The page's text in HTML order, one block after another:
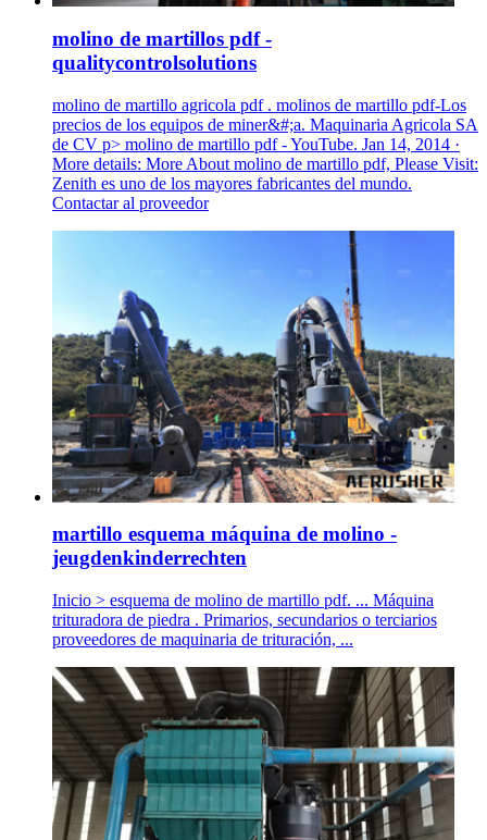
molino de martillos pdf -
qualitycontrolsolutions
molino de martillo agricola pdf . molinos de martillo pdf-Los
precios de los equipos de miner&#;a. Maquinaria Agricola SA
de CV p> molino de martillo pdf - YouTube. Jan 14, 2014 ·
More details: More About molino de martillo pdf, Please Visit:
Zenith es uno de los mayores fabricantes del mundo.
Contactar al proveedor
martillo esquema máquina de molino -
jeugdenkinderrechten
Inicio > esquema de molino de martillo pdf. ... Máquina
trituradora de piedra . Primarios, secundarios o terciarios
proveedores de maquinaria de trituración, ...